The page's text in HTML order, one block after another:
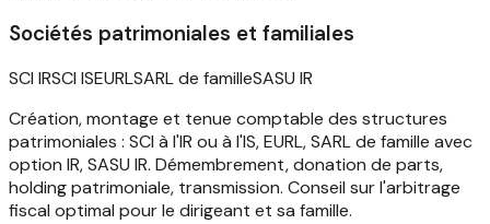
Sociétés patrimoniales et familiales
SCI IRSCI ISEURLSARL de familleSASU IR
Création, montage et tenue comptable des structures
patrimoniales : SCI à l'IR ou à l'IS, EURL, SARL de famille avec
option IR, SASU IR. Démembrement, donation de parts,
holding patrimoniale, transmission. Conseil sur l'arbitrage
fiscal optimal pour le dirigeant et sa famille.